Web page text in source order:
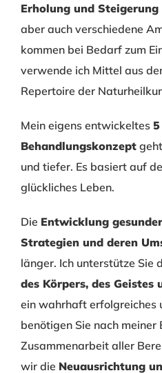
Erholung und
aber auch verschiedene
kommen bei Bedarf zum
verwende ich Mittel aus
Repertoire der
Mein eigens entwickeltes
Behandlungskonzept
und tiefer. Es basiert auf
glückliches Leben.
Die Entwicklung
Strategien und deren
länger. Ich unterstütze Sie
des Körpers, des Geistes
ein wahrhaft erfolgreiches
benötigen Sie nach meiner
Zusammenarbeit aller
wir die Neuausrichtung